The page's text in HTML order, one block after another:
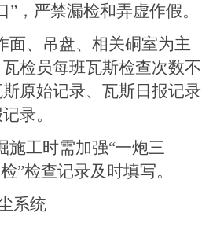
”，严禁漏检和弄虚作假。
面、吊盘、相关硐室为主
检员每班瓦斯检查次数不
原始记录、瓦斯日报记录
录。
施工时需加强“一炮三
”检查记录及时填写。
系统